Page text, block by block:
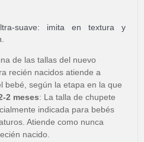
suave: imita en textura y
de las tallas del nuevo
recién nacidos atiende a
bebé, según la etapa en la que
2 meses: La talla de chupete
indicada para bebés
Atiende como nunca
nacido.